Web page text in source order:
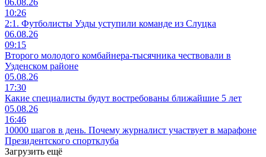
10:26
2:1. Футболисты Узды уступили команде из Слуцка
06.08.26
09:15
Второго молодого комбайнера-тысячника чествовали в
Узденском районе
05.08.26
17:30
Какие специалисты будут востребованы ближайшие 5 лет
05.08.26
16:46
10000 шагов в день. Почему журналист участвует в марафоне
Президентского спортклуба
Загрузить ещё